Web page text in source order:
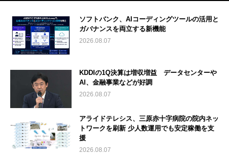
ソフトバンク、AIコーディングツールの活用と
ガバナンスを両立する新機能
2026.08.07
KDDIの1Q決算は増収増益 データセンターや
AI、金融事業などが好調
2026.08.07
アライドテレシス、三原赤十字病院の院内ネッ
トワークを刷新 少人数運用でも安定稼働を支
援
2026.08.07